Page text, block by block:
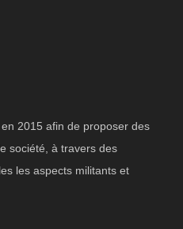
2015 afin de proposer des
société, à travers des
les aspects militants et